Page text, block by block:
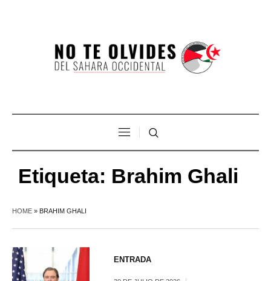
Etiqueta: Brahim Ghali
HOME » BRAHIM GHALI
ENTRADA